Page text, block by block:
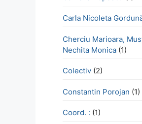
Carla Nicoleta
Cherciu Marioara,
Nechita Monica (1)
Colectiv (2)
Constantin Porojan (1)
Coord. : (1)